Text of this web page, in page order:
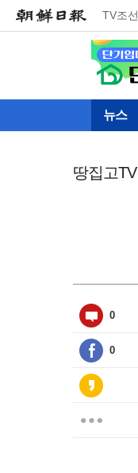
TV조선
뉴스
땅집고TV
0
0